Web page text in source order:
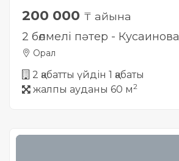
200 000 ₸ айына
2 бөлмелі пәтер - Кусаинова
Орал
2 қабатты үйдін 1 қабаты
жалпы ауданы 60 м2